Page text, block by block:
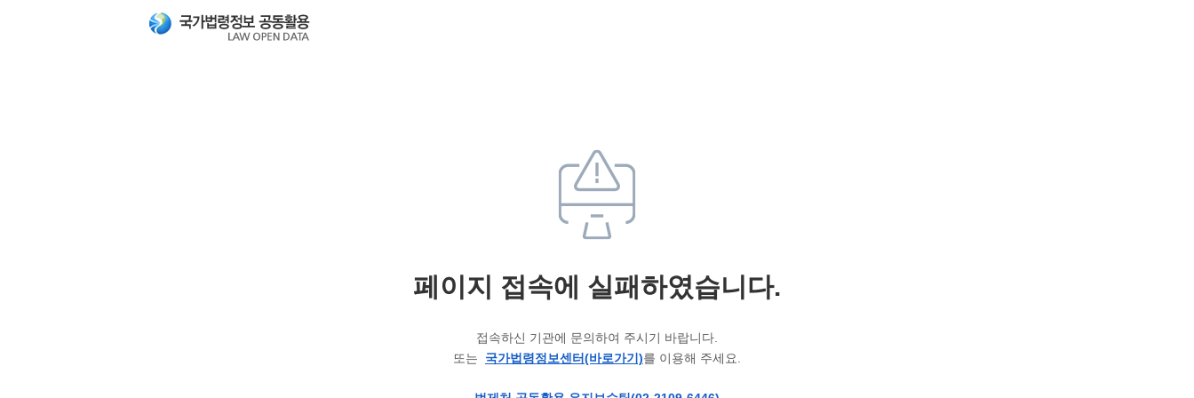
페이지 접속에 실패하였습니다.
접속하신 기관에 문의하여 주시기 바랍니다.
또는 국가법령정보센터(바로가기)를 이용해 주세요.